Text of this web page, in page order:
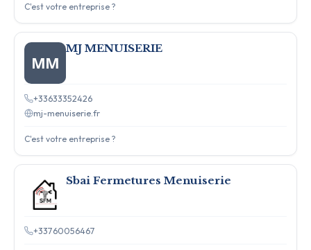
C'est votre entreprise ?
MM
MJ MENUISERIE
+33633352426
mj-menuiserie.fr
C'est votre entreprise ?
Sbai Fermetures Menuiserie
+33760056467